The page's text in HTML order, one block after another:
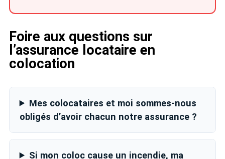
Foire aux questions sur
l’assurance locataire en
colocation
Mes colocataires et moi sommes-nous
obligés d’avoir chacun notre assurance ?
Si mon coloc cause un incendie, ma